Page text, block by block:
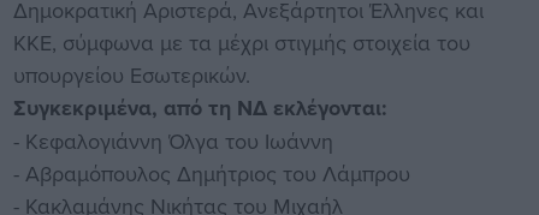
Δημοκρατική Αριστερά, Ανεξάρτητοι Έλληνες και
ΚΚΕ, σύμφωνα με τα μέχρι στιγμής στοιχεία του
υπουργείου Εσωτερικών.
Συγκεκριμένα, από τη ΝΔ εκλέγονται:
- Κεφαλογιάννη Όλγα του Ιωάννη
- Αβραμόπουλος Δημήτριος του Λάμπρου
- Κακλαμάνης Νικήτας του Μιχαήλ